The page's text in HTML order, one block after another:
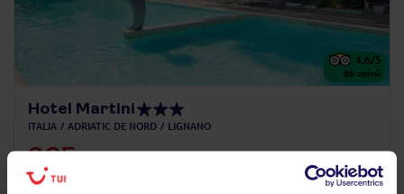
4.6/5
86 opinii
Hotel Martini
ITALIA ADRIATIC DE NORD LIGNANO
265 €